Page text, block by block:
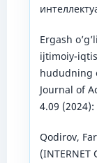
Ergash
ijtimoiy-
hududning
Journal of
4.09 (2024):
Qodirov,
(INTERNET